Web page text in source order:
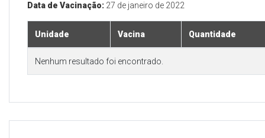
Data de Vacinação: 27 de janeiro de 2022
Unidade Vacina Quantidade
Nenhum resultado foi encontrado.